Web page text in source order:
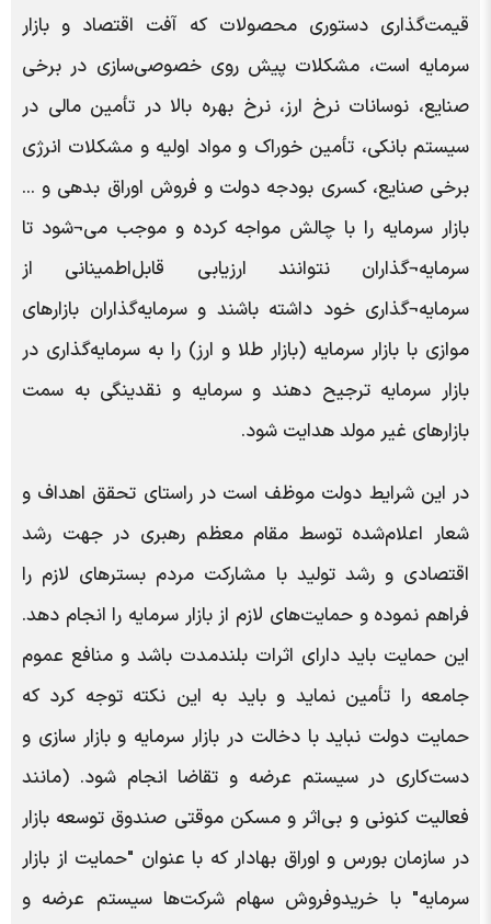
قیمت‌گذاری دستوری محصولات که آفت اقتصاد و بازار
سرمایه است، مشکلات پیش روی خصوصی‌سازی در برخی
صنایع، نوسانات نرخ ارز، نرخ بهره بالا در تأمین مالی در
سیستم بانکی، تأمین خوراک و مواد اولیه و مشکلات انرژی
برخی صنایع، کسری بودجه دولت و فروش اوراق بدهی و ...
بازار سرمایه را با چالش مواجه کرده و موجب می¬شود تا
سرمایه¬گذاران نتوانند ارزیابی قابل‌اطمینانی از
سرمایه¬گذاری خود داشته باشند و سرمایه‌گذاران بازارهای
موازی با بازار سرمایه (بازار طلا و ارز) را به سرمایه‌گذاری در
بازار سرمایه ترجیح ‌دهند و سرمایه و نقدینگی به سمت
بازارهای غیر مولد هدایت شود.
در این شرایط دولت موظف است در راستای تحقق اهداف و
شعار اعلام‌شده توسط مقام معظم رهبری در جهت رشد
اقتصادی و رشد تولید با مشارکت مردم بسترهای لازم را
فراهم نموده و حمایت‌های لازم از بازار سرمایه را انجام دهد.
این حمایت باید دارای اثرات بلندمدت باشد و منافع عموم
جامعه را تأمین نماید و باید به این نکته توجه کرد که
حمایت دولت نباید با دخالت در بازار سرمایه و بازار سازی و
دست‌کاری در سیستم عرضه و تقاضا انجام شود. (مانند
فعالیت کنونی و بی‌اثر و مسکن موقتی صندوق توسعه بازار
در سازمان بورس و اوراق بهادار که با عنوان "حمایت از بازار
سرمایه" با خریدوفروش سهام شرکت‌ها سیستم عرضه و